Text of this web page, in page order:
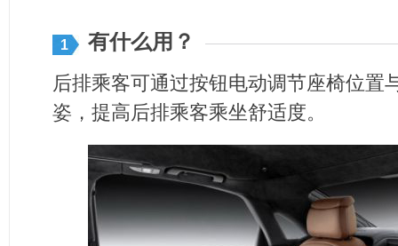
1 有什么用？
后排乘客可通过按钮电动调节座椅位置
姿，提高后排乘客乘坐舒适度。